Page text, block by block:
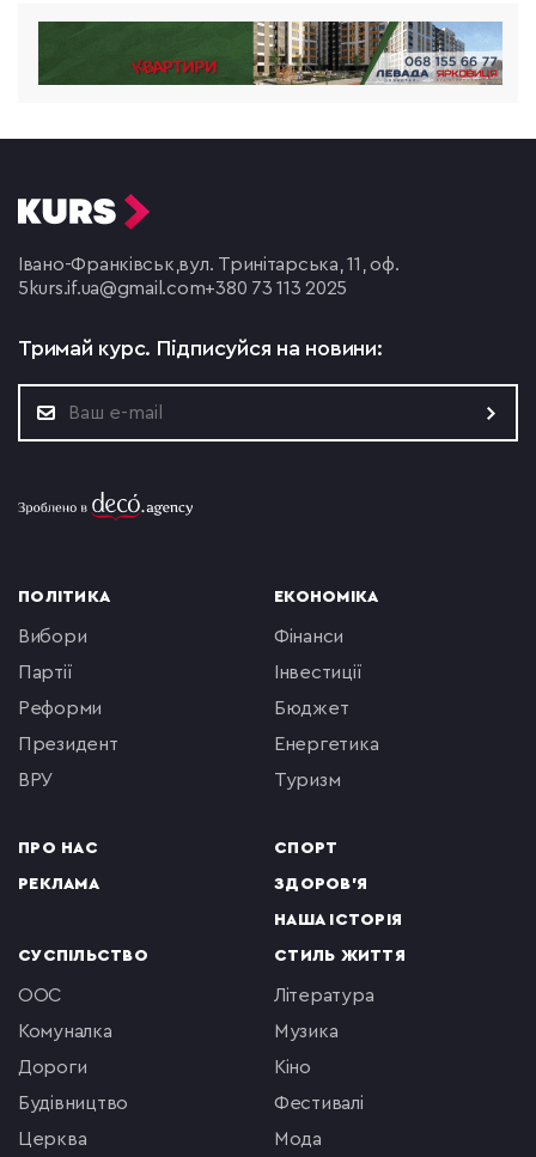
Івано-Франківськ,вул. Тринітарська, 11, оф.
5 kurs.if.ua@gmail.com+380 73 113 2025
Тримай курс. Підписуйся на новини:
ПОЛІТИКА
вибори
партії
реформи
президент
ВРУ
ПРО НАС
РЕКЛАМА
ЕКОНОМІКА
фінанси
інвестиції
бюджет
енергетика
туризм
СПОРТ
ЗДОРОВ'Я
НАША ІСТОРІЯ
СУСПІЛЬСТВО
ООС
комуналка
Дороги
будівництво
церква
СТИЛЬ ЖИТТЯ
література
музика
кіно
фестивалі
мода